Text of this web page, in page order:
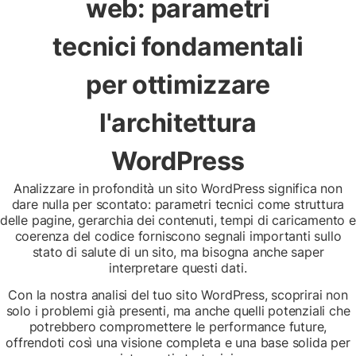
web: parametri
tecnici fondamentali
per ottimizzare
l'architettura
WordPress
Analizzare in profondità un sito WordPress significa non
dare nulla per scontato: parametri tecnici come struttura
delle pagine, gerarchia dei contenuti, tempi di caricamento e
coerenza del codice forniscono segnali importanti sullo
stato di salute di un sito, ma bisogna anche saper
interpretare questi dati.
Con la nostra analisi del tuo sito WordPress, scoprirai non
solo i problemi già presenti, ma anche quelli potenziali che
potrebbero compromettere le performance future,
offrendoti così una visione completa e una base solida per